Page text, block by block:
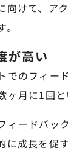
向けて、ア
が高い
でのフィー
月に1回と
ィードバッ
成長を促